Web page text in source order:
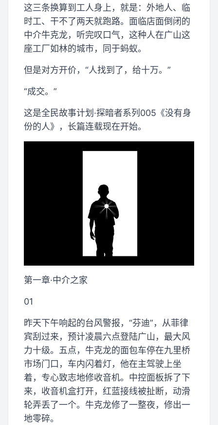
这三条换算到工人身上，就是：外地人、临
时工、干不了两天就跑路。面临店面倒闭的
中介牛克龙，听完叹口气，这种人在广山这
座工厂如林的城市，同于蚂蚁。
但是对方开价，“人找到了，给十万。”
“成交。”
这是全民故事计划·探暗者系列005《没有身
份的人》，长篇连载现在开始。
第一章·中介之家
01
昨天下午响起的台风警报，“芬迪”，从菲律
宾刮过来，预计凌晨六点登陆广山，最大风
力十级。五点，牛克龙的面包车停在九里桥
市场门口，车内闪着灯，他在主驾驶上坐
着，专心致志地修收音机。中控面板拆了下
来，收音机盒打开，红蓝接线被扯断，动滑
轮弄丢了一个。牛克龙修了一整夜，修出一
地零碎。